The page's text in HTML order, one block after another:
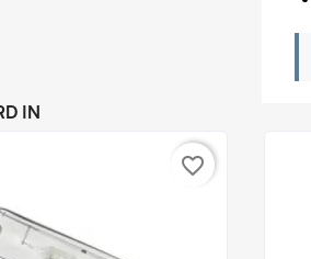
IN
favorite_border